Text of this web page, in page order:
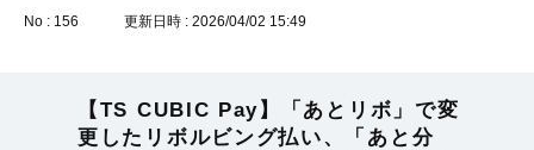
No : 156 更新日時 : 2026/04/02 15:49
【TS CUBIC Pay】「あとリボ」で変
更したリボルビング払い、「あと分